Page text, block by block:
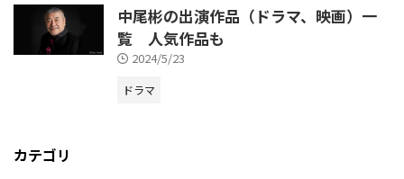
中尾彬の出演作品（ドラマ、映画）一
覧 人気作品も
2024/5/23
ドラマ
カテゴリ